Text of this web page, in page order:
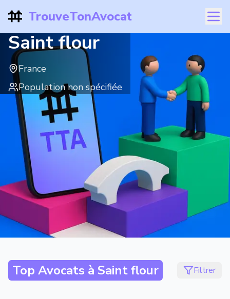
TrouveTonAvocat
Saint flour
France
Population non spécifiée
Top Avocats à Saint flour Filtrer